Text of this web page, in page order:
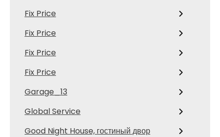
Fix Price
Fix Price
Fix Price
Fix Price
Garage_13
Global Service
Good Night House, гостиный двор